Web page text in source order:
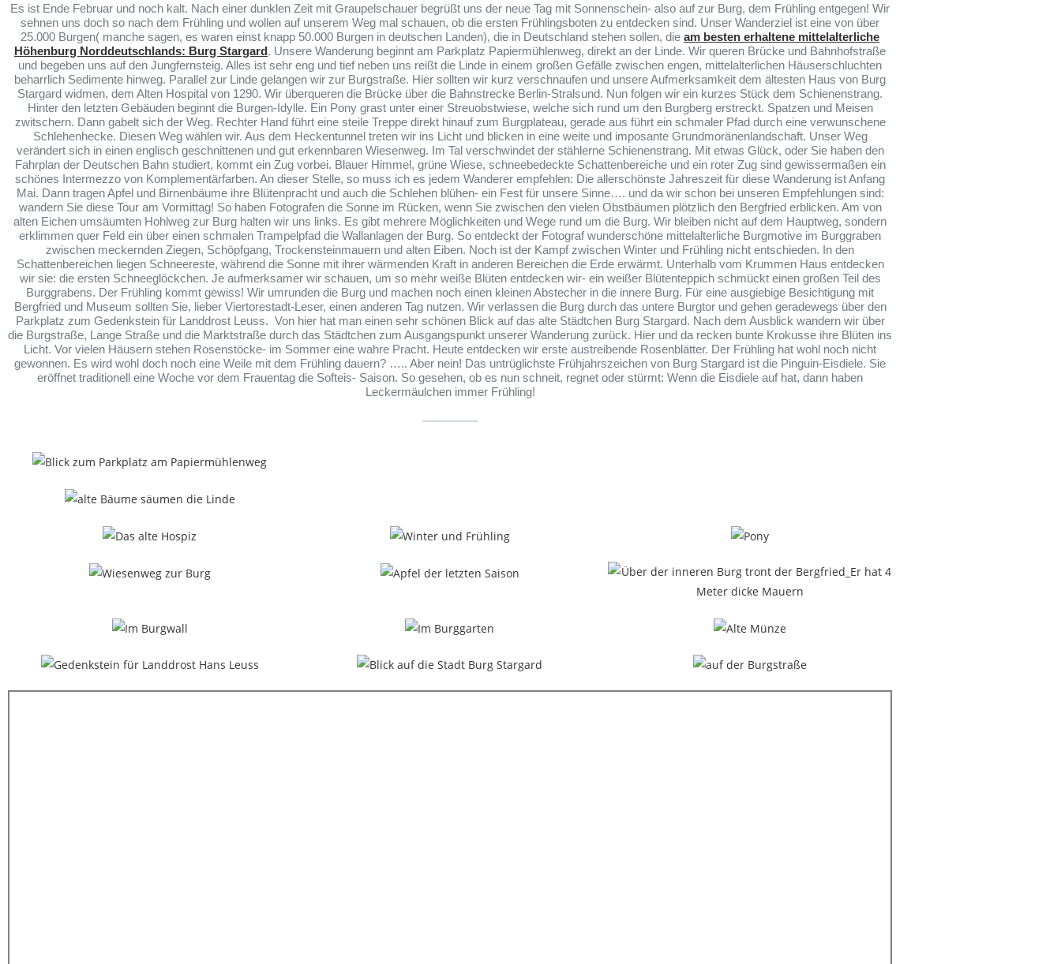
Es ist Ende Februar und noch kalt. Nach einer dunklen Zeit mit Graupelschauer begrüßt uns der neue Tag mit Sonnenschein- also auf zur Burg, dem Frühling entgegen! Wir
sehnen uns doch so nach dem Frühling und wollen auf unserem Weg mal schauen, ob die ersten Frühlingsboten zu entdecken sind. Unser Wanderziel ist eine von über
25.000 Burgen( manche sagen, es waren einst knapp 50.000 Burgen in deutschen Landen), die in Deutschland stehen sollen, die am besten erhaltene mittelalterliche
Höhenburg Norddeutschlands: Burg Stargard. Unsere Wanderung beginnt am Parkplatz Papiermühlenweg, direkt an der Linde. Wir queren Brücke und Bahnhofstraße
und begeben uns auf den Jungfernsteig. Alles ist sehr eng und tief neben uns reißt die Linde in einem großen Gefälle zwischen engen, mittelalterlichen Häuserschluchten
beharrlich Sedimente hinweg. Parallel zur Linde gelangen wir zur Burgstraße. Hier sollten wir kurz verschnaufen und unsere Aufmerksamkeit dem ältesten Haus von Burg
Stargard widmen, dem Alten Hospital von 1290. Wir überqueren die Brücke über die Bahnstrecke Berlin-Stralsund. Nun folgen wir ein kurzes Stück dem Schienenstrang.
Hinter den letzten Gebäuden beginnt die Burgen-Idylle. Ein Pony grast unter einer Streuobstwiese, welche sich rund um den Burgberg erstreckt. Spatzen und Meisen
zwitschern. Dann gabelt sich der Weg. Rechter Hand führt eine steile Treppe direkt hinauf zum Burgplateau, gerade aus führt ein schmaler Pfad durch eine verwunschene
Schlehenhecke. Diesen Weg wählen wir. Aus dem Heckentunnel treten wir ins Licht und blicken in eine weite und imposante Grundmoränenlandschaft. Unser Weg
verändert sich in einen englisch geschnittenen und gut erkennbaren Wiesenweg. Im Tal verschwindet der stählerne Schienenstrang. Mit etwas Glück, oder Sie haben den
Fahrplan der Deutschen Bahn studiert, kommt ein Zug vorbei. Blauer Himmel, grüne Wiese, schneebedeckte Schattenbereiche und ein roter Zug sind gewissermaßen ein
schönes Intermezzo von Komplementärfarben. An dieser Stelle, so muss ich es jedem Wanderer empfehlen: Die allerschönste Jahreszeit für diese Wanderung ist Anfang
Mai. Dann tragen Apfel und Birnenbäume ihre Blütenpracht und auch die Schlehen blühen- ein Fest für unsere Sinne…. und da wir schon bei unseren Empfehlungen sind:
wandern Sie diese Tour am Vormittag! So haben Fotografen die Sonne im Rücken, wenn Sie zwischen den vielen Obstbäumen plötzlich den Bergfried erblicken. Am von
alten Eichen umsäumten Hohlweg zur Burg halten wir uns links. Es gibt mehrere Möglichkeiten und Wege rund um die Burg. Wir bleiben nicht auf dem Hauptweg, sondern
erklimmen quer Feld ein über einen schmalen Trampelpfad die Wallanlagen der Burg. So entdeckt der Fotograf wunderschöne mittelalterliche Burgmotive im Burggraben
zwischen meckernden Ziegen, Schöpfgang, Trockensteinmauern und alten Eiben. Noch ist der Kampf zwischen Winter und Frühling nicht entschieden. In den
Schattenbereichen liegen Schneereste, während die Sonne mit ihrer wärmenden Kraft in anderen Bereichen die Erde erwärmt. Unterhalb vom Krummen Haus entdecken
wir sie: die ersten Schneeglöckchen. Je aufmerksamer wir schauen, um so mehr weiße Blüten entdecken wir- ein weißer Blütenteppich schmückt einen großen Teil des
Burggrabens. Der Frühling kommt gewiss! Wir umrunden die Burg und machen noch einen kleinen Abstecher in die innere Burg. Für eine ausgiebige Besichtigung mit
Bergfried und Museum sollten Sie, lieber Viertorestadt-Leser, einen anderen Tag nutzen. Wir verlassen die Burg durch das untere Burgtor und gehen geradewegs über den
Parkplatz zum Gedenkstein für Landdrost Leuss. Von hier hat man einen sehr schönen Blick auf das alte Städtchen Burg Stargard. Nach dem Ausblick wandern wir über
die Burgstraße, Lange Straße und die Marktstraße durch das Städtchen zum Ausgangspunkt unserer Wanderung zurück. Hier und da recken bunte Krokusse ihre Blüten ins
Licht. Vor vielen Häusern stehen Rosenstöcke- im Sommer eine wahre Pracht. Heute entdecken wir erste austreibende Rosenblätter. Der Frühling hat wohl noch nicht
gewonnen. Es wird wohl doch noch eine Weile mit dem Frühling dauern? ….. Aber nein! Das untrüglichste Frühjahrszeichen von Burg Stargard ist die Pinguin-Eisdiele. Sie
eröffnet traditionell eine Woche vor dem Frauentag die Softeis- Saison. So gesehen, ob es nun schneit, regnet oder stürmt: Wenn die Eisdiele auf hat, dann haben
Leckermäulchen immer Frühling!